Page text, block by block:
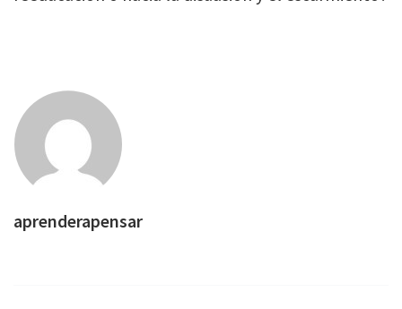
aprenderapensar